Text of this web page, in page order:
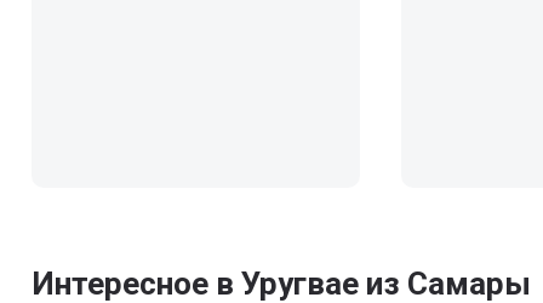
Интересное в Уругвае из Самары